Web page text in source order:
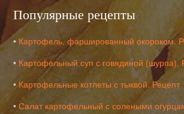
Популярные рецепты
• Картофель, фаршированный окороком.
• Картофельный суп с говядиной (шурпа).
• Картофельные котлеты с тыквой. Рецепт
•Салат картофельный с солеными